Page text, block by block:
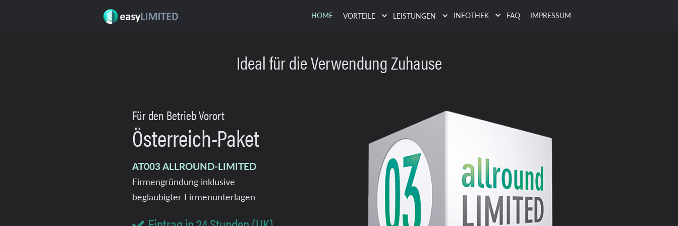
HOME VORTEILE LEISTUNGEN INFOTHEK FAQ IMPRESSUM
Ideal für die Verwendung Zuhause
Für den Betrieb Vorort
Österreich-Paket
AT003 ALLROUND-LIMITED
Firmengründung inklusive
beglaubigter Firmenunterlagen